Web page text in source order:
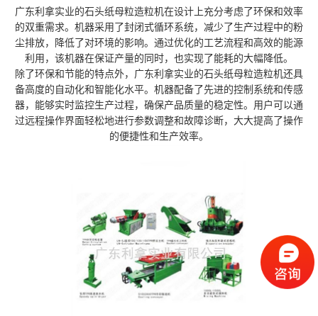
广东利拿实业的石头纸母粒造粒机在设计上充分考虑了环保和效率
的双重需求。机器采用了封闭式循环系统，减少了生产过程中的粉
尘排放，降低了对环境的影响。通过优化的工艺流程和高效的能源
利用，该机器在保证产量的同时，也实现了能耗的大幅降低。
除了环保和节能的特点外，广东利拿实业的石头纸母粒造粒机还具
备高度的自动化和智能化水平。机器配备了先进的控制系统和传感
器，能够实时监控生产过程，确保产品质量的稳定性。用户可以通
过远程操作界面轻松地进行参数调整和故障诊断，大大提高了操作
的便捷性和生产效率。